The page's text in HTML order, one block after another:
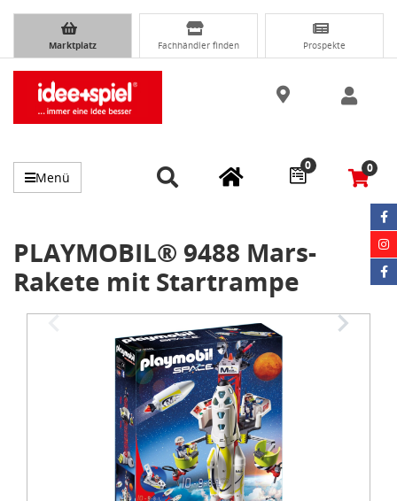
Marktplatz Fachhändler finden Prospekte
Menü
0 0
PLAYMOBIL® 9488 Mars-
Rakete mit Startrampe